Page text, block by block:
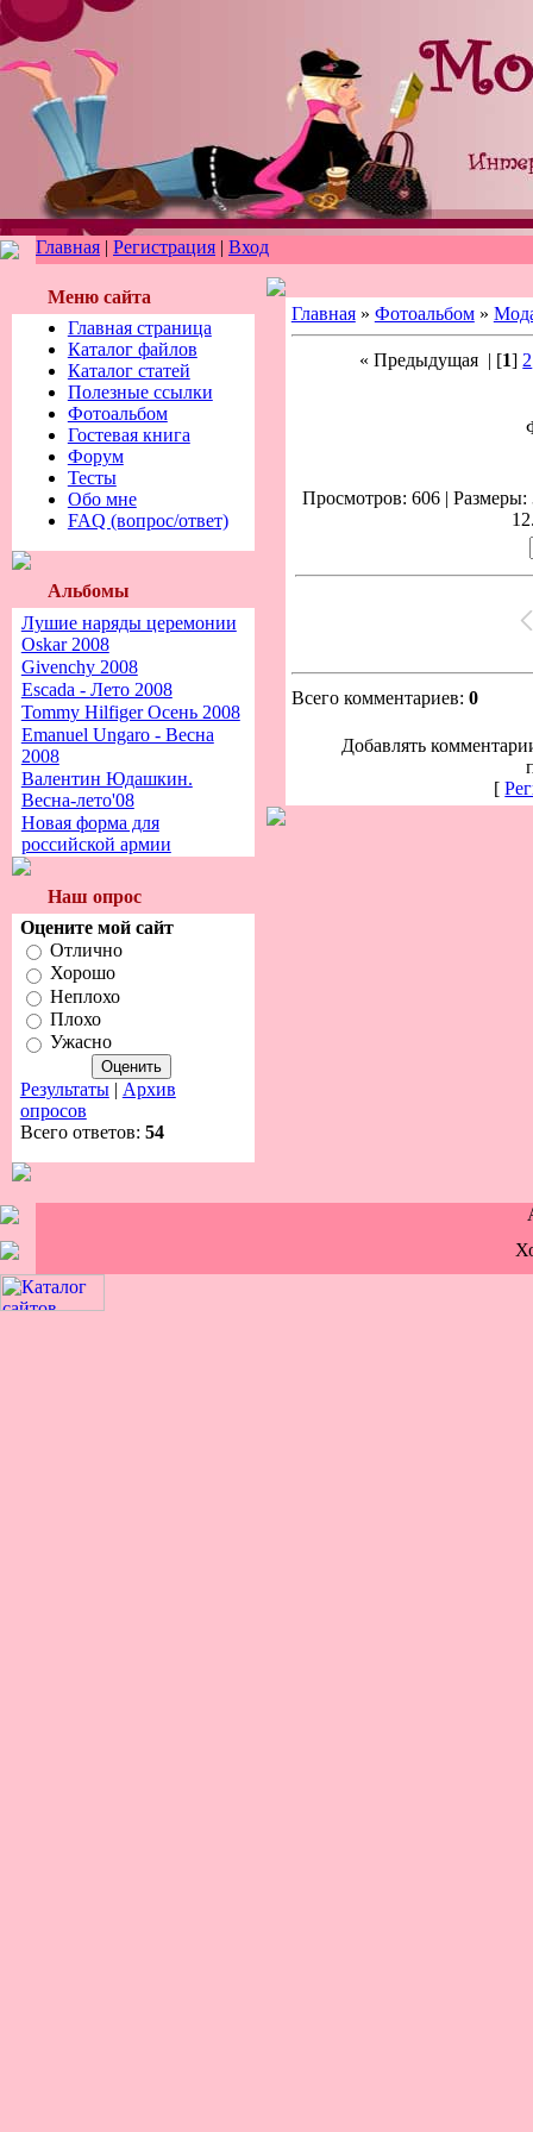
Главная | Регистрация | Вход
Меню сайта
Главная страница
Каталог файлов
Каталог статей
Полезные ссылки
Фотоальбом
Гостевая книга
Форум
Тесты
Обо мне
FAQ (вопрос/ответ)
Альбомы
Лушие наряды церемонии
Oskar 2008
Givenchy 2008
Escada - Лето 2008
Tommy Hilfiger Осень 2008
Emanuel Ungaro - Весна
2008
Валентин Юдашкин.
Весна-лето'08
Новая форма для
российской армии
Наш опрос
Оцените мой сайт
Отлично
Хорошо
Неплохо
Плохо
Ужасно
Результаты| Архив
опросов
Всего ответов: 54
Главная» Фотоальбом»
« Предыдущая | [1] 2
Просмотров: 606 |
Всего комментариев: 0
Добавлять
[